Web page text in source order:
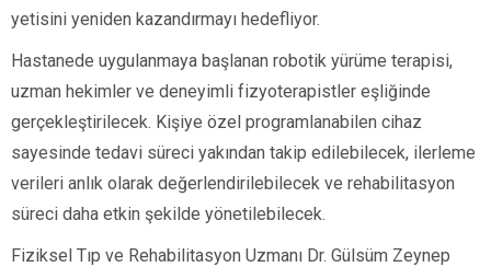
yetisini yeniden kazandırmayı hedefliyor.
Hastanede uygulanmaya başlanan robotik yürüme terapisi,
uzman hekimler ve deneyimli fizyoterapistler eşliğinde
gerçekleştirilecek. Kişiye özel programlanabilen cihaz
sayesinde tedavi süreci yakından takip edilebilecek, ilerleme
verileri anlık olarak değerlendirilebilecek ve rehabilitasyon
süreci daha etkin şekilde yönetilebilecek.
Fiziksel Tıp ve Rehabilitasyon Uzmanı Dr. Gülsüm Zeynep